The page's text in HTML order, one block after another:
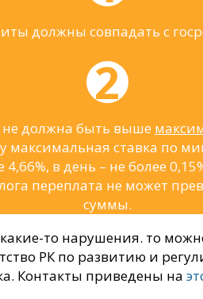
должны совпадать с
не должна быть выше
максимальная ставка по
4,66%, в день – не более
переплата не может
суммы.
то нарушения. то
РК по развитию и
Контакты приведены на